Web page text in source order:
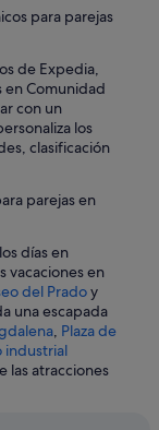
Ardoz
para parejas
de Expedia,
en Comunidad
con un
los
clasificación
parejas en
días en
vacaciones en
del Pradoy
una escapada
, Plaza de
industrial
las atracciones